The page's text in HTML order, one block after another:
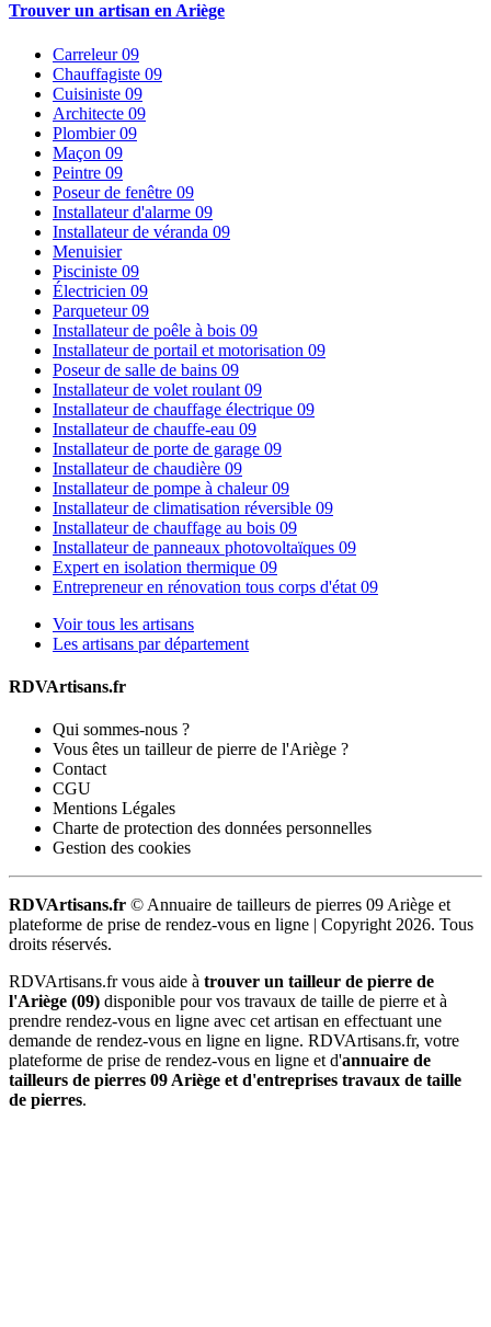
Trouver un artisan en Ariège
Carreleur 09
Chauffagiste 09
Cuisiniste 09
Architecte 09
Plombier 09
Maçon 09
Peintre 09
Poseur de fenêtre 09
Installateur d'alarme 09
Installateur de véranda 09
Menuisier
Pisciniste 09
Électricien 09
Parqueteur 09
Installateur de poêle à bois 09
Installateur de portail et motorisation 09
Poseur de salle de bains 09
Installateur de volet roulant 09
Installateur de chauffage électrique 09
Installateur de chauffe-eau 09
Installateur de porte de garage 09
Installateur de chaudière 09
Installateur de pompe à chaleur 09
Installateur de climatisation réversible 09
Installateur de chauffage au bois 09
Installateur de panneaux photovoltaïques 09
Expert en isolation thermique 09
Entrepreneur en rénovation tous corps d'état 09
Voir tous les artisans
Les artisans par département
RDVArtisans.fr
Qui sommes-nous ?
Vous êtes un tailleur de pierre de l'Ariège ?
Contact
CGU
Mentions Légales
Charte de protection des données personnelles
Gestion des cookies
RDVArtisans.fr © Annuaire de tailleurs de pierres 09 Ariège et
plateforme de prise de rendez-vous en ligne | Copyright 2026. Tous
droits réservés.
RDVArtisans.fr vous aide à trouver un tailleur de pierre de
l'Ariège (09) disponible pour vos travaux de taille de pierre et à
prendre rendez-vous en ligne avec cet artisan en effectuant une
demande de rendez-vous en ligne en ligne. RDVArtisans.fr, votre
plateforme de prise de rendez-vous en ligne et d'annuaire de
tailleurs de pierres 09 Ariège et d'entreprises travaux de taille
de pierres.